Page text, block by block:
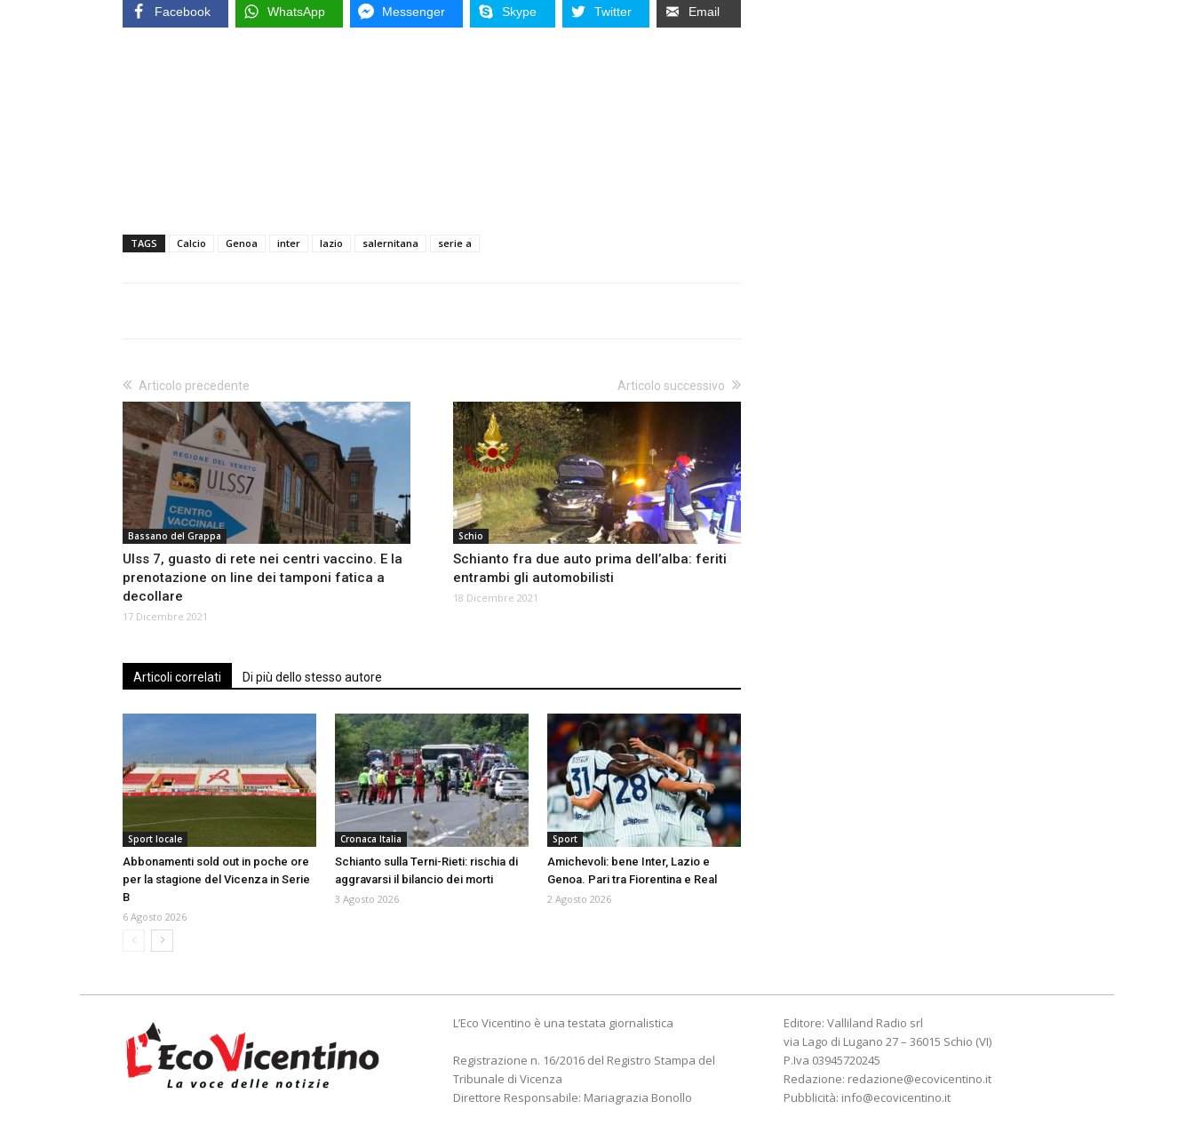
Facebook WhatsApp Messenger Skype Twitter Email
TAGS Calcio Genoa inter lazio salernitana serie a
Articolo precedente
Bassano del Grappa
Ulss 7, guasto di rete nei centri vaccino. E la
prenotazione on line dei tamponi fatica a
decollare
17 Dicembre 2021
Articolo successivo
Schio
Schianto fra due auto prima dell’alba: feriti
entrambi gli automobilisti
18 Dicembre 2021
Articoli correlati Di più dello stesso autore
Sport locale
Abbonamenti sold out in poche ore
per la stagione del Vicenza in Serie
B
6 Agosto 2026
Cronaca Italia
Schianto sulla Terni-Rieti: rischia di
aggravarsi il bilancio dei morti
3 Agosto 2026
Sport
Amichevoli: bene Inter, Lazio e
Genoa. Pari tra Fiorentina e Real
2 Agosto 2026
L’Eco Vicentino è una testata giornalistica
Registrazione n. 16/2016 del Registro Stampa del
Tribunale di Vicenza
Direttore Responsabile: Mariagrazia Bonollo
Editore: Valliland Radio srl
via Lago di Lugano 27 – 36015 Schio (VI)
P.Iva 03945720245
Redazione: redazione@ecovicentino.it
Pubblicità: info@ecovicentino.it